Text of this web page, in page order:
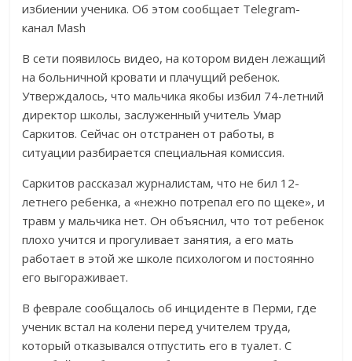
избиении ученика. Об этом сообщает Telegram-
канал Mash
В сети появилось видео, на котором виден лежащий
на больничной кровати и плачущий ребенок.
Утверждалось, что мальчика якобы избил 74-летний
директор школы, заслуженный учитель Умар
Саркитов. Сейчас он отстранен от работы, в
ситуации разбирается специальная комиссия.
Саркитов рассказал журналистам, что не бил 12-
летнего ребенка, а «нежно потрепал его по щеке», и
травм у мальчика нет. Он объяснил, что тот ребенок
плохо учится и прогуливает занятия, а его мать
работает в этой же школе психологом и постоянно
его выгораживает.
В феврале сообщалось об инциденте в Перми, где
ученик встал на колени перед учителем труда,
который отказывался отпустить его в туалет. С